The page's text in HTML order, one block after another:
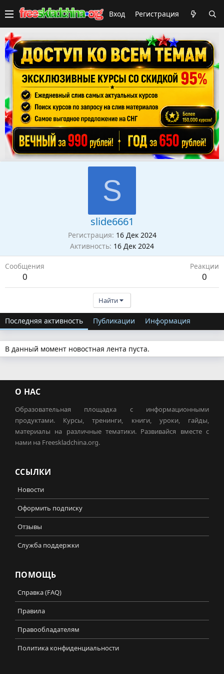
Вход Регистрация
S
slide6661
Регистрация 16 Дек 2024
Активность 16 Дек 2024
Сообщения
0
Реакции
0
Найти
Последняя активность Публикации Информация
В данный момент новостная лента пуста.
О НАС
Образовательная площадка с информационными
продуктами. Курсы, тренинги, книги, уроки, гайды,
материалы на различные тематики. Развивайся вместе с
нами на Freeskladchina.org.
ССЫЛКИ
Новости
Оформить подписку
Отзывы
Служба поддержки
ПОМОЩЬ
Справка (FAQ)
Правила
Правообладателям
Политика конфиденциальности